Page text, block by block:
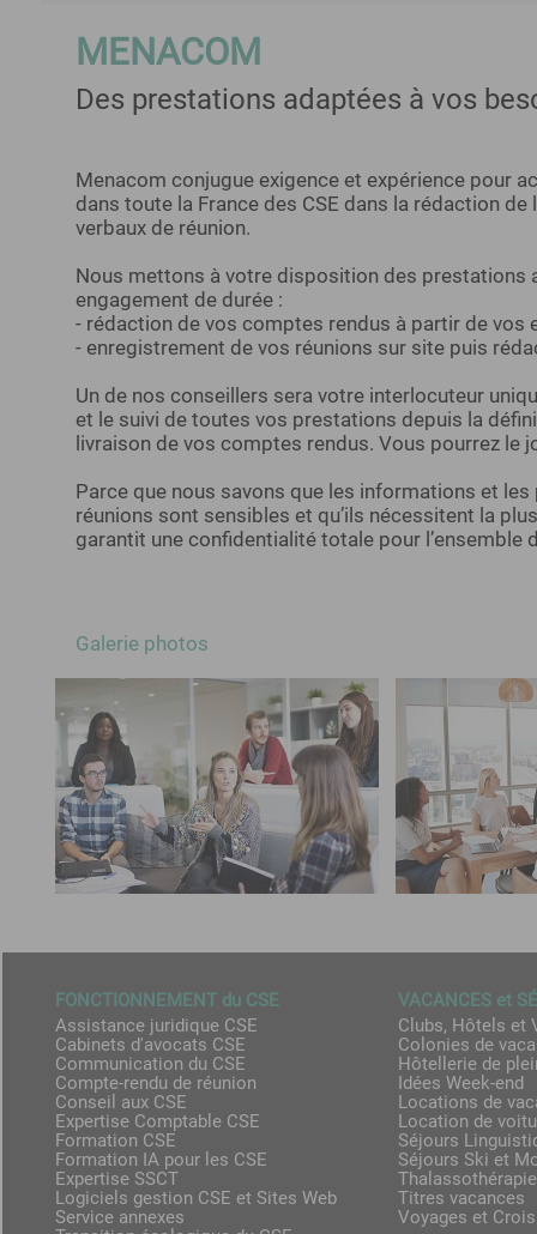
Menacom conjugue exigence et expérience pour
dans toute la France des CSE dans la rédaction
verbaux de réunion.
Nous mettons à votre disposition des prestations
engagement de durée :
- rédaction de vos comptes rendus à partir de vos
- enregistrement de vos réunions sur site puis
Un de nos conseillers sera votre interlocuteur
et le suivi de toutes vos prestations depuis la
livraison de vos comptes rendus. Vous pourrez le
Parce que nous savons que les informations et
réunions sont sensibles et qu’ils nécessitent la
garantit une confidentialité totale pour l’ensemble
MENACOM
Des prestations adaptées à vos
Galerie photos
FONCTIONNEMENT du CSE
VACANCES et
Assistance juridique CSE
Clubs, Hôtels et
Cabinets d'avocats CSE
Colonies de
Communication du CSE
Hôtellerie de
Compte-rendu de réunion
Idées Week-end
Conseil aux CSE
Locations de
Expertise Comptable CSE
Location de
Formation CSE
Séjours
Formation IA pour les CSE
Séjours Ski et
Expertise SSCT
Logiciels gestion CSE et Sites Web
Titres vacances
Service annexes
Voyages et